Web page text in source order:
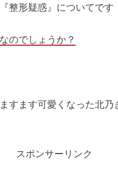
整形疑惑』についてです
のでしょうか？
すます可愛くなった北乃
スポンサーリンク